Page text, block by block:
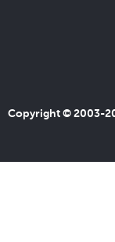
Copyright © 2003-